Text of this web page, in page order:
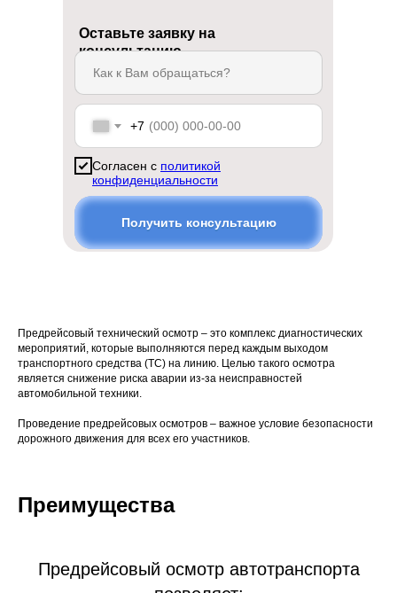
Оставьте заявку на
консультацию
+7
Согласен с политикой
конфиденциальности
Получить консультацию
Предрейсовый технический осмотр – это комплекс диагностических
мероприятий, которые выполняются перед каждым выходом
транспортного средства (ТС) на линию. Целью такого осмотра
является снижение риска аварии из-за неисправностей
автомобильной техники.
Проведение предрейсовых осмотров – важное условие безопасности
дорожного движения для всех его участников.
Преимущества
Предрейсовый осмотр автотранспорта